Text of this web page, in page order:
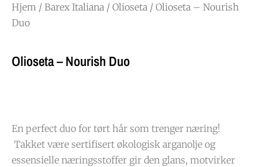
Hjem / Barex Italiana / Olioseta / Olioseta – Nourish
Duo
Olioseta – Nourish Duo
En perfect duo for tørt hår som trenger næring!
Takket være sertifisert økologisk arganolje og
essensielle næringsstoffer gir den glans, motvirker